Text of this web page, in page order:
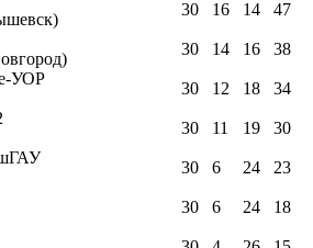
30 16 14 47
30 14 16 38
УОР
30 12 18 34
30 11 19 30
30 6 24 23
30 6 24 18